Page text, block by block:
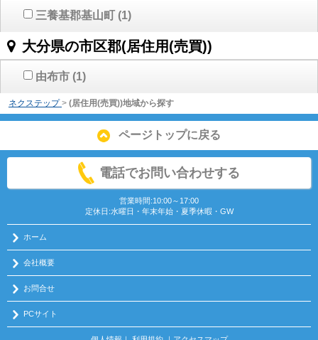
三養基郡基山町 (1)
大分県の市区郡(居住用(売買))
由布市 (1)
ネクステップ > (居住用(売買))地域から探す
ページトップに戻る
電話でお問い合わせする
営業時間:10:00～17:00
定休日:水曜日・年末年始・夏季休暇・GW
ホーム
会社概要
お問合せ
PCサイト